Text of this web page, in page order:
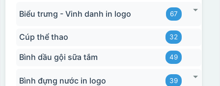
Biểu trưng - Vinh danh in logo 67
Cúp thể thao 32
Bình dầu gội sữa tắm 49
Bình đựng nước in logo 39